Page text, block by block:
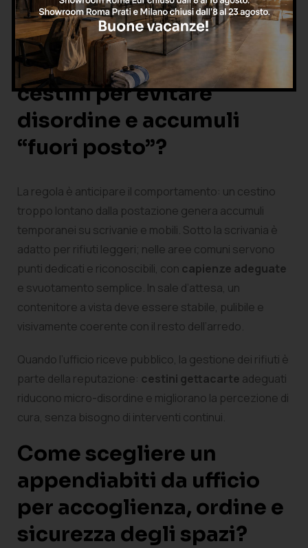
“tecnico” in sala d’attesa comunica trascuratezza; uno
troppo delicato in area operativa si degrada in fretta.
Dove vanno posizionati i
cestini per evitare
disordine e accumuli
“fuori posto”?
La regola è anticipare il comportamento: un cestino
troppo lontano dalla postazione genera accumuli
temporanei su scrivanie e mobili. Sotto la scrivania è
adatto per rifiuti leggeri; nelle aree comuni servono
punti dedicati e riconoscibili, con capienze adeguate
e svuotamento semplice. In sale d’attesa, un
contenitore a vista deve essere stabile, pulibile e
visivamente coerente con il resto dell’arredo.
Quando l’ufficio riceve pubblico, la gestione dei rifiuti è
parte della reputazione: cestini gettacarte adeguati
riducono micro-disordine e migliorano la percezione di
cura, senza bisogno di interventi continui.
Come scegliere un
appendiabiti da ufficio
per accoglienza, ordine e
sicurezza degli spazi?